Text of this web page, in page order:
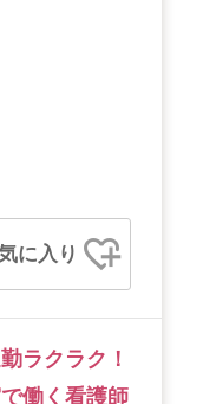
に入り
ラクラク！
働く看護師